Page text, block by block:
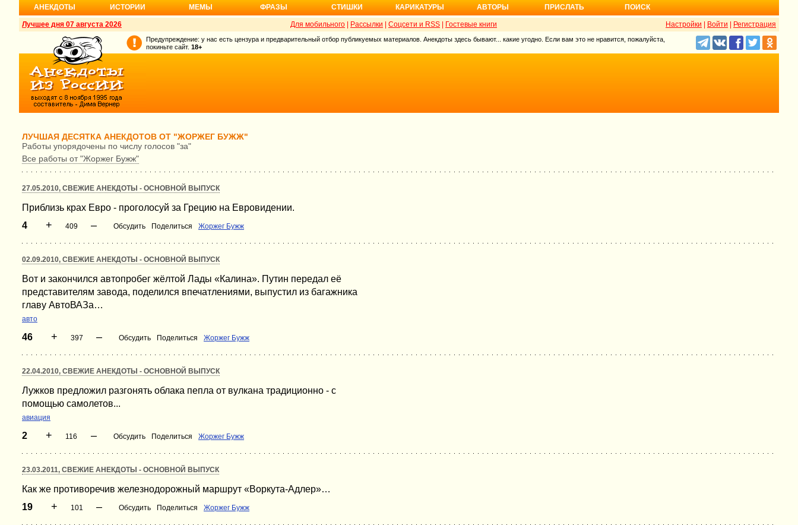
АНЕКДОТЫ ИСТОРИИ МЕМЫ ФРАЗЫ СТИШКИ КАРИКАТУРЫ АВТОРЫ ПРИСЛАТЬ ПОИСК
Лучшее дня 07 августа 2026 Настройки Войти Регистрация
Для мобильного Рассылки Соцсети и RSS Гостевые книги
Предупреждение: у нас есть цензура и предварительный отбор публикуемых материалов. Анекдоты здесь бывают... какие угодно. Если вам это не нравится, пожалуйста,
покиньте сайт. 18+
ЛУЧШАЯ ДЕСЯТКА АНЕКДОТОВ ОТ "ЖОРЖЕГ БУЖЖ"
Работы упорядочены по числу голосов "за"
Все работы от "Жоржег Бужж"
27.05.2010, СВЕЖИЕ АНЕКДОТЫ - ОСНОВНОЙ ВЫПУСК
Приблизь крах Евро - проголосуй за Грецию на Евровидении.
4
+ 409 – Обсудить Поделиться Жоржег Бужж
02.09.2010, СВЕЖИЕ АНЕКДОТЫ - ОСНОВНОЙ ВЫПУСК
Вот и закончился автопробег жёлтой Лады «Калина». Путин передал её
представителям завода, поделился впечатлениями, выпустил из багажника
главу АвтоВАЗа…
авто
46 + 397 – Обсудить Поделиться Жоржег Бужж
22.04.2010, СВЕЖИЕ АНЕКДОТЫ - ОСНОВНОЙ ВЫПУСК
Лужков предложил разгонять облака пепла от вулкана традиционно - с
помощью самолетов...
авиация
2 + 116 – Обсудить Поделиться Жоржег Бужж
23.03.2011, СВЕЖИЕ АНЕКДОТЫ - ОСНОВНОЙ ВЫПУСК
Как же противоречив железнодорожный маршрут «Воркута-Адлер»…
19
+ 101 – Обсудить Поделиться Жоржег Бужж